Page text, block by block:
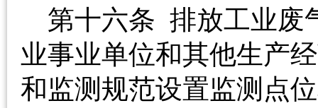
第十六条 排放工业废
业事业单位和其他生产
和监测规范设置监测点